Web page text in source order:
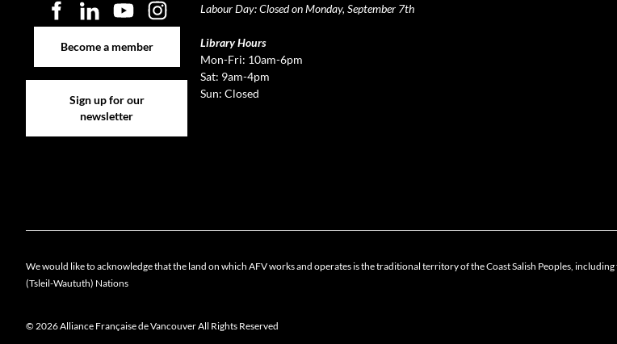
Become a member
Sign up for our
newsletter
Labour Day: Closed on Monday, September 7th
Library Hours
Mon-Fri: 10am-6pm
Sat: 9am-4pm
Sun: Closed
We would like to acknowledge that the land on which AFV works and operates is the traditional territory of the Coast Salish Peoples,
(Tsleil-Waututh) Nations
© 2026 Alliance Française de Vancouver All Rights Reserved